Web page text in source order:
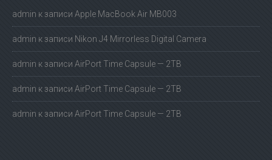
admin к записи Apple MacBook Air MB003
admin к записи Nikon J4 Mirrorless Digital Camera
admin к записи AirPort Time Capsule — 2TB
admin к записи AirPort Time Capsule — 2TB
admin к записи AirPort Time Capsule — 2TB